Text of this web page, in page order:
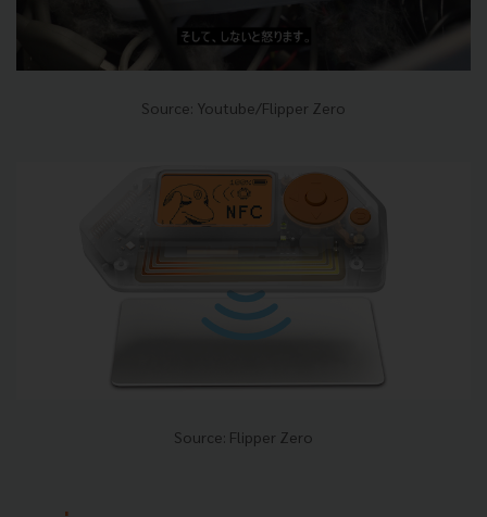
Source: Youtube/Flipper Zero
Source: Flipper Zero